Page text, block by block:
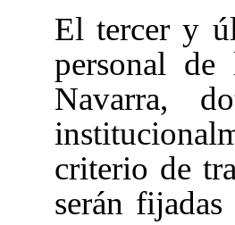
El tercer y
personal de
Navarra,
criterio de
serán